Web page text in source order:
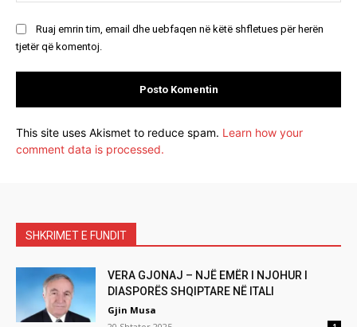
Ruaj emrin tim, email dhe uebfaqen në këtë shfletues për herën
tjetër që komentoj.
This site uses Akismet to reduce spam. Learn how your
comment data is processed.
SHKRIMET E FUNDIT
VERA GJONAJ – NJË EMËR I NJOHUR I
DIASPORËS SHQIPTARE NË ITALI
Gjin Musa